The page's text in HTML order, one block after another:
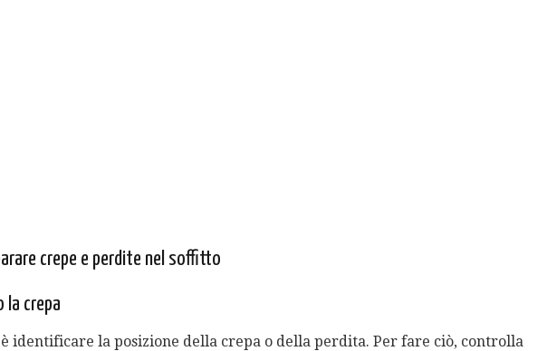
crepe e perdite nel soffitto
la crepa
identificare la posizione della crepa o della perdita. Per fare ciò, controlla